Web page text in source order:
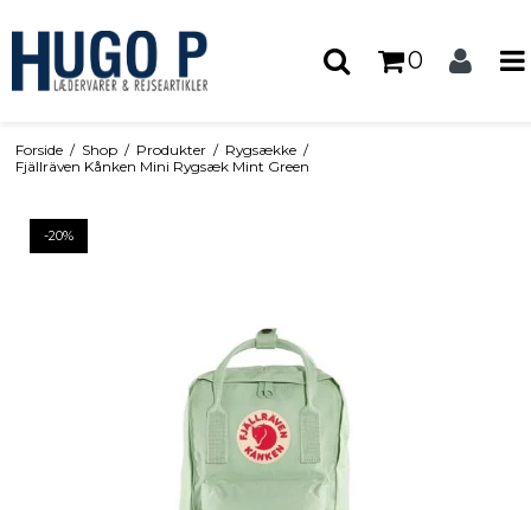
0
Forside / Shop / Produkter / Rygsække /
Fjällräven Kånken Mini Rygsæk Mint Green
-20%